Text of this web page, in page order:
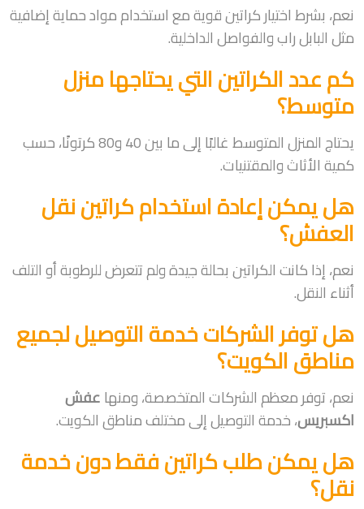
نعم، بشرط اختيار كراتين قوية مع استخدام مواد حماية إضافية
مثل البابل راب والفواصل الداخلية.
كم عدد الكراتين التي يحتاجها منزل
متوسط؟
يحتاج المنزل المتوسط غالبًا إلى ما بين 40 و80 كرتونًا، حسب
كمية الأثاث والمقتنيات.
هل يمكن إعادة استخدام كراتين نقل
العفش؟
نعم، إذا كانت الكراتين بحالة جيدة ولم تتعرض للرطوبة أو التلف
أثناء النقل.
هل توفر الشركات خدمة التوصيل لجميع
مناطق الكويت؟
نعم، توفر معظم الشركات المتخصصة، ومنهاعفش
اكسبريس، خدمة التوصيل إلى مختلف مناطق الكويت.
هل يمكن طلب كراتين فقط دون خدمة
نقل؟